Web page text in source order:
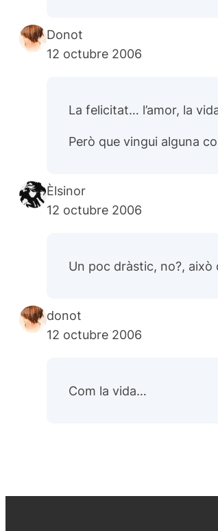
Donot
12 octubre 2006
La felicitat… l’amor, la
Però que vingui alguna
Èlsinor
12 octubre 2006
Un poc dràstic, no?, això
donot
12 octubre 2006
Com la vida…